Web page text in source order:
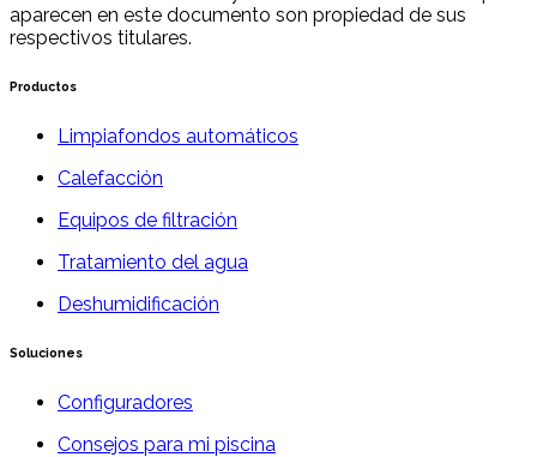
aparecen en este documento son propiedad de sus
respectivos titulares.
Productos
Limpiafondos automáticos
Calefacción
Equipos de filtración
Tratamiento del agua
Deshumidificación
Soluciones
Configuradores
Consejos para mi piscina